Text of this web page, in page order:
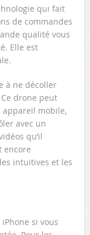
qui fait
de commandes
qualité vous
Elle est
à ne décoller
drone peut
appareil mobile,
avec un
qu’il
encore
intuitives et les
si vous